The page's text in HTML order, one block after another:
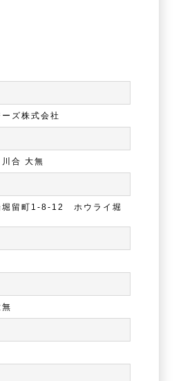
ズ株式会社
合 大無
堀留町1-8-12 ホウライ堀